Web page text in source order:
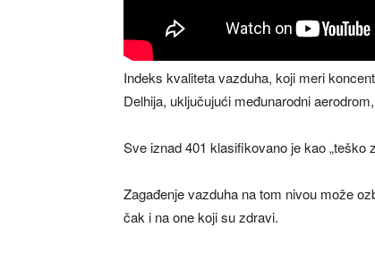
Indeks kvaliteta vazduha, koji meri
Delhija, uključujući međunarodni
Sve iznad 401 klasifikovano je kao „teško
Zagađenje vazduha na tom nivou može
čak i na one koji su zdravi.